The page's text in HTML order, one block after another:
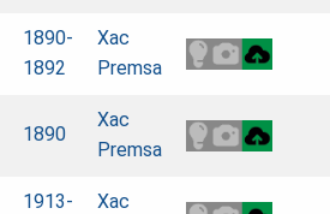
1890-
1892
Xac
Premsa
1890
Xac
Premsa
1913-
Xac